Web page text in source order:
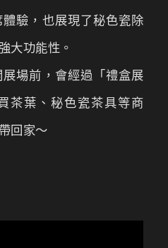
驗，也展現了秘色瓷除
大功能性。
場前，會經過「禮盒展
茶葉、秘色瓷茶具等商
回家～